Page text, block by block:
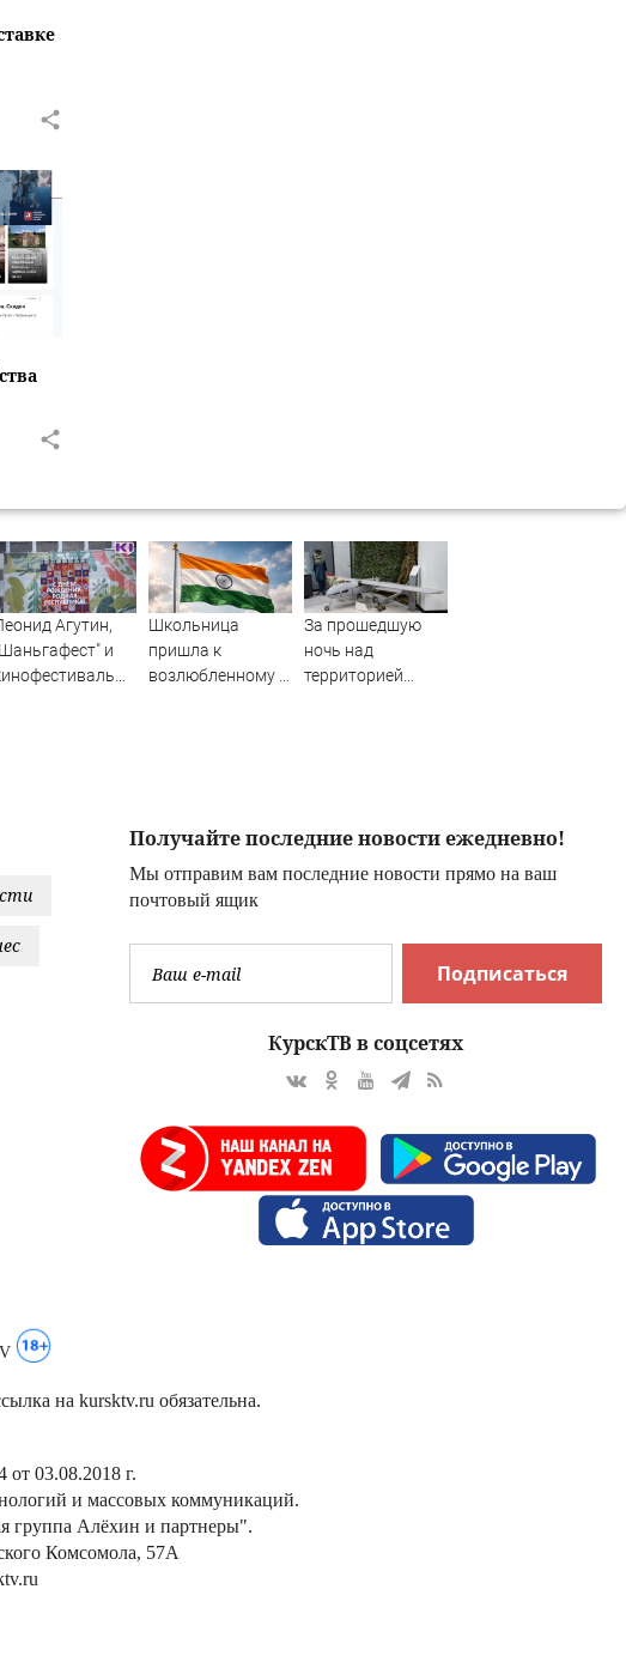
Агутин,
и
Школьница
пришла к
возлюбленному в
За прошедшую
ночь над
территорией
Получайте последние новости ежедневно!
Мы отправим вам последние новости прямо на ваш
почтовый ящик
Подписаться
КурскТВ в соцсетях
на kursktv.ru обязательна.
03.08.2018 г.
и массовых коммуникаций.
группа Алёхин и партнеры".
Комсомола, 57А